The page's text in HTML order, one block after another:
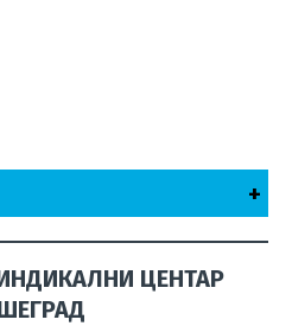
+
ЦЕНТАР